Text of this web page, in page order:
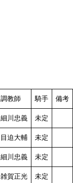
調教師 騎手 備考
細川忠義 未定
目迫大輔 未定
細川忠義 未定
雑賀正光 未定